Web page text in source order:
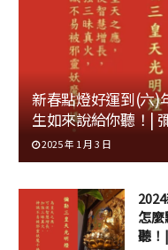
新春點燈好運到(六)
生如來說給你聽！|
2025 年 1 月 3 日
怎
聽！